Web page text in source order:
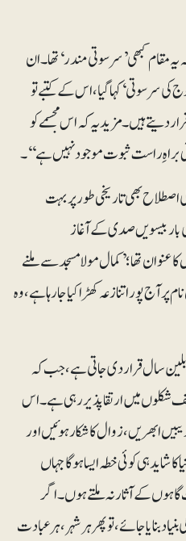
مقام کبھی ’سرسوتی مندر‘ تھا۔ ان
سرسوتی‘کہا گیا، اس کے کتبے تو
دیتے ہیں۔ مزید یہ کہ اس مجسمے کو
راست ثبوت موجود نہیں ہے‘‘۔
بھی تاریخی طور پر بہت
بار بیسویں صدی کے آغاز
تھا؛’کمال مولا مسجد سے ملنے
آج پورا تنازعہ کھڑا کیا جا رہا ہے، وہ
بلین سال قرار دی جاتی ہے، جب کہ
شکلوں میں ارتقا پذیر رہی ہے۔ اس
ابھریں، زوال کا شکار ہوئیں اور
شاید ہی کوئی خطہ ایسا ہوگا جہاں
کے آثار نہ ملتے ہوں۔ اگر
بنایا جائے، تو پھر ہر شہر، ہر عبادت